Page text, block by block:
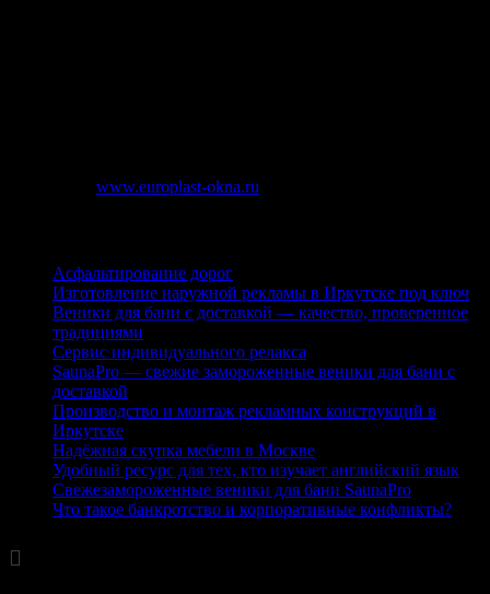
www.europlast-okna.ru
Асфальтирование дорог
Изготовление наружной рекламы в Иркутске под ключ
Веники для бани с доставкой — качество, проверенное
традициями
Сервис индивидуального релакса
SaunaPro — свежие замороженные веники для бани с
доставкой
Производство и монтаж рекламных конструкций в
Иркутске
Надёжная скупка мебели в Москве
Удобный ресурс для тех, кто изучает английский язык
Свежезамороженные веники для бани SaunaPro
Что такое банкротство и корпоративные конфликты?
